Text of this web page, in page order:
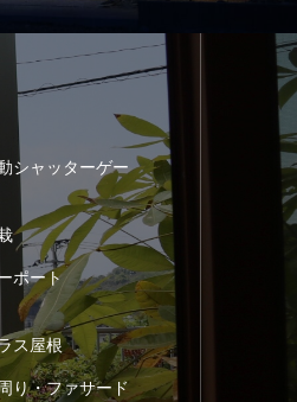
シャッターゲー
ポート
ス屋根
り・ファサード